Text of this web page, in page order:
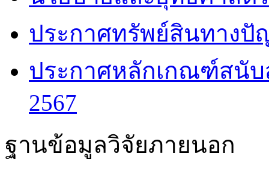
ประกาศทรัพย์สินทางปั
ประกาศหลักเกณฑ์สนับ
2567
ฐานข้อมูลวิจัยภายนอก